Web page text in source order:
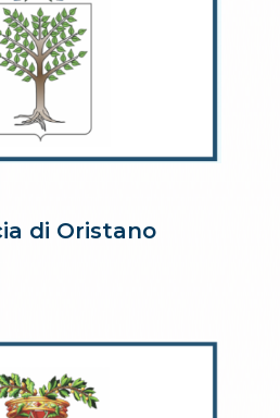
di Oristano